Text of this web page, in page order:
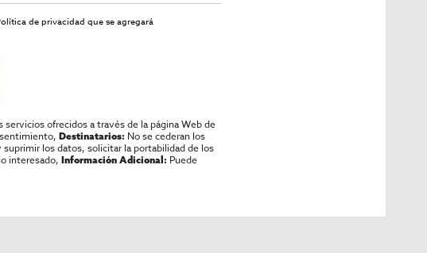
de privacidad que se agregará
ofrecidos a través de la página Web de
Destinatarios: No se cederan los
suprimir los datos, solicitar la portabilidad de los
interesado, Información Adicional: Puede